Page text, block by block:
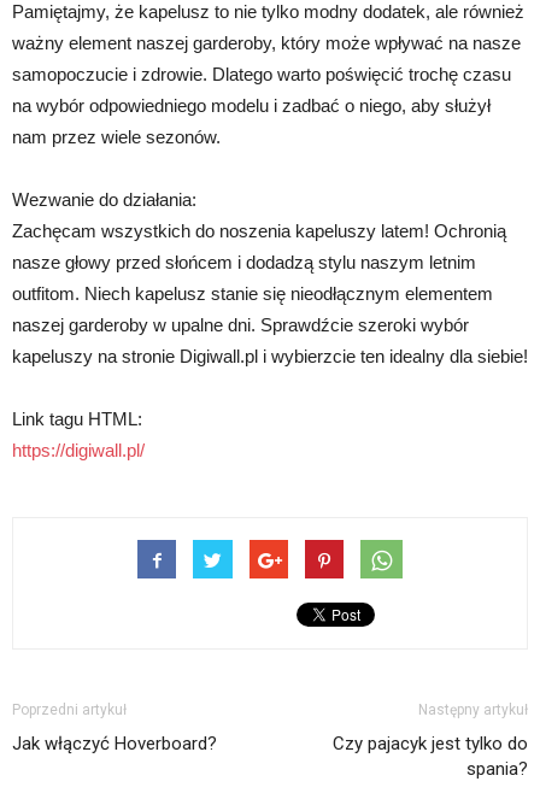
Pamiętajmy, że kapelusz to nie tylko modny dodatek, ale również
ważny element naszej garderoby, który może wpływać na nasze
samopoczucie i zdrowie. Dlatego warto poświęcić trochę czasu
na wybór odpowiedniego modelu i zadbać o niego, aby służył
nam przez wiele sezonów.
Wezwanie do działania:
Zachęcam wszystkich do noszenia kapeluszy latem! Ochronią
nasze głowy przed słońcem i dodadzą stylu naszym letnim
outfitom. Niech kapelusz stanie się nieodłącznym elementem
naszej garderoby w upalne dni. Sprawdźcie szeroki wybór
kapeluszy na stronie Digiwall.pl i wybierzcie ten idealny dla siebie!
Link tagu HTML:
https://digiwall.pl/
Poprzedni artykuł
Jak włączyć Hoverboard?
Następny artykuł
Czy pajacyk jest tylko do
spania?